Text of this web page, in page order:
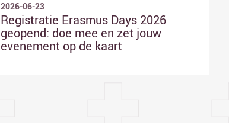
2026-06-23
Registratie Erasmus Days 2026
geopend: doe mee en zet jouw
evenement op de kaart